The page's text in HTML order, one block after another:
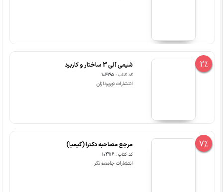
2% شیمی آلی 3 ساختار و کاربرد
کد کتاب : 104295
انتشارات نورپردازان
7% مرجع مصاحبه دکترا (کیمیا)
کد کتاب : 104916
انتشارات جامعه نگر